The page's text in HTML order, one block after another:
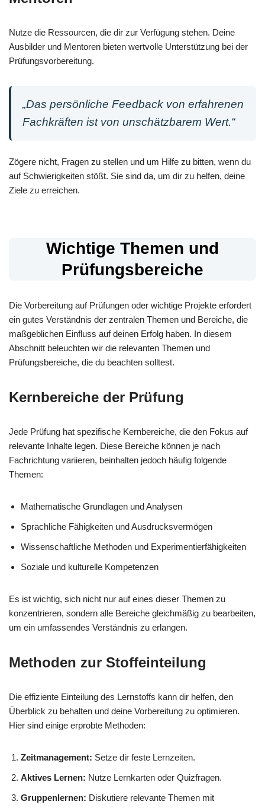
Nutze die Ressourcen, die dir zur Verfügung stehen. Deine
Ausbilder und Mentoren bieten wertvolle Unterstützung bei der
Prüfungsvorbereitung.
„Das persönliche Feedback von erfahrenen
Fachkräften ist von unschätzbarem Wert.“
Zögere nicht, Fragen zu stellen und um Hilfe zu bitten, wenn du
auf Schwierigkeiten stößt. Sie sind da, um dir zu helfen, deine
Ziele zu erreichen.
Wichtige Themen und
Prüfungsbereiche
Die Vorbereitung auf Prüfungen oder wichtige Projekte erfordert
ein gutes Verständnis der zentralen Themen und Bereiche, die
maßgeblichen Einfluss auf deinen Erfolg haben. In diesem
Abschnitt beleuchten wir die relevanten Themen und
Prüfungsbereiche, die du beachten solltest.
Kernbereiche der Prüfung
Jede Prüfung hat spezifische Kernbereiche, die den Fokus auf
relevante Inhalte legen. Diese Bereiche können je nach
Fachrichtung variieren, beinhalten jedoch häufig folgende
Themen:
Mathematische Grundlagen und Analysen
Sprachliche Fähigkeiten und Ausdrucksvermögen
Wissenschaftliche Methoden und Experimentierfähigkeiten
Soziale und kulturelle Kompetenzen
Es ist wichtig, sich nicht nur auf eines dieser Themen zu
konzentrieren, sondern alle Bereiche gleichmäßig zu bearbeiten,
um ein umfassendes Verständnis zu erlangen.
Methoden zur Stoffeinteilung
Die effiziente Einteilung des Lernstoffs kann dir helfen, den
Überblick zu behalten und deine Vorbereitung zu optimieren.
Hier sind einige erprobte Methoden:
Zeitmanagement: Setze dir feste Lernzeiten.
Aktives Lernen: Nutze Lernkarten oder Quizfragen.
Gruppenlernen: Diskutiere relevante Themen mit